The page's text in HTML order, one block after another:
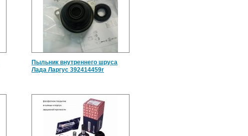
Пыльник внутреннего шруса
Лада Ларгус 392414459r